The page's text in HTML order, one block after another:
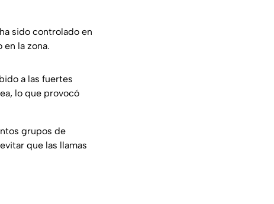
sido controlado en
la zona.
a las fuertes
lo que provocó
grupos de
que las llamas